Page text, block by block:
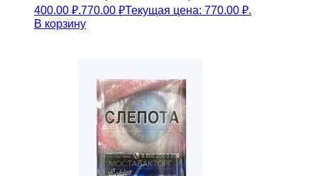
400.00 ₽.770.00 ₽Текущая цена: 770.00 ₽.
В корзину